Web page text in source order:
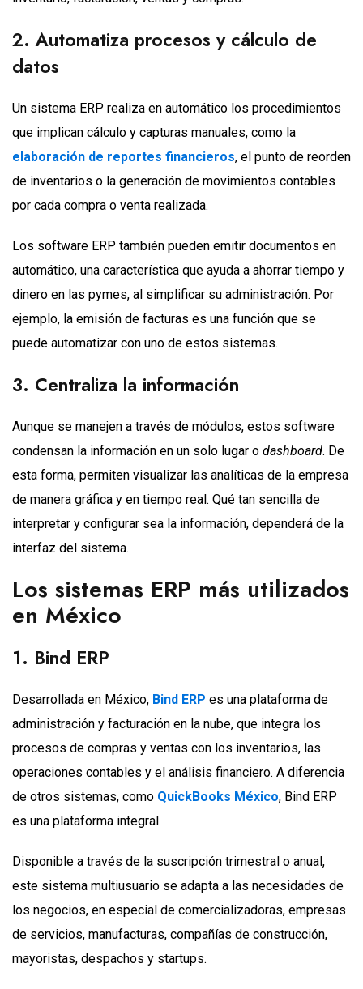
2. Automatiza procesos y cálculo de
datos
Un sistema ERP realiza en automático los procedimientos
que implican cálculo y capturas manuales, como la
elaboración de reportes financieros, el punto de reorden
de inventarios o la generación de movimientos contables
por cada compra o venta realizada.
Los software ERP también pueden emitir documentos en
automático, una característica que ayuda a ahorrar tiempo y
dinero en las pymes, al simplificar su administración. Por
ejemplo, la emisión de facturas es una función que se
puede automatizar con uno de estos sistemas.
3. Centraliza la información
Aunque se manejen a través de módulos, estos software
condensan la información en un solo lugar o dashboard. De
esta forma, permiten visualizar las analíticas de la empresa
de manera gráfica y en tiempo real. Qué tan sencilla de
interpretar y configurar sea la información, dependerá de la
interfaz del sistema.
Los sistemas ERP más utilizados
en México
1. Bind ERP
Desarrollada en México, Bind ERP es una plataforma de
administración y facturación en la nube, que integra los
procesos de compras y ventas con los inventarios, las
operaciones contables y el análisis financiero. A diferencia
de otros sistemas, como QuickBooks México, Bind ERP
es una plataforma integral.
Disponible a través de la suscripción trimestral o anual,
este sistema multiusuario se adapta a las necesidades de
los negocios, en especial de comercializadoras, empresas
de servicios, manufacturas, compañías de construcción,
mayoristas, despachos y startups.